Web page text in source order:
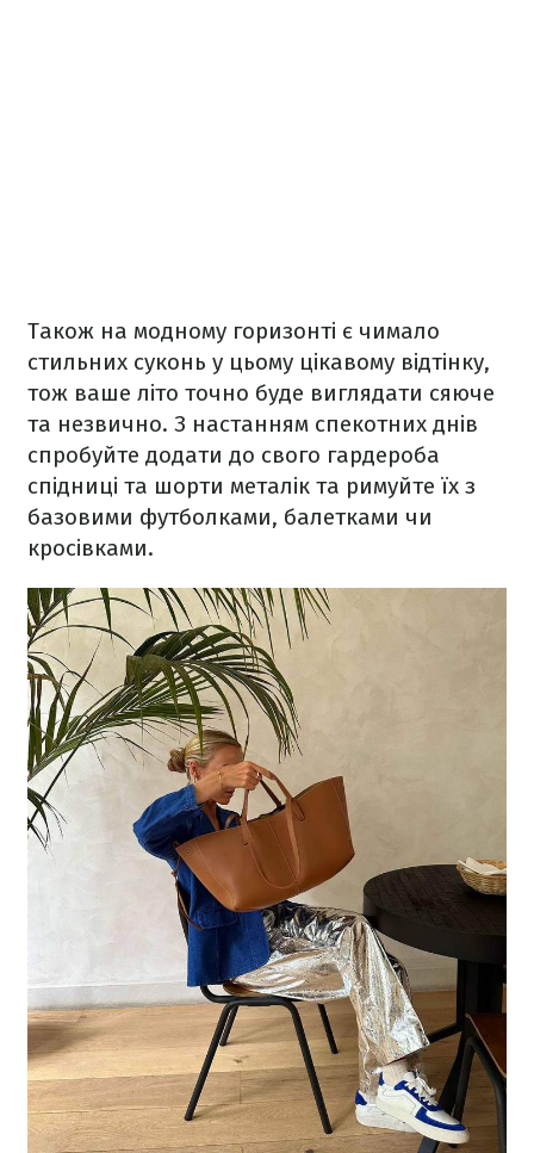
Також на модному горизонті є чимало
стильних суконь у цьому цікавому відтінку,
тож ваше літо точно буде виглядати сяюче
та незвично. З настанням спекотних днів
спробуйте додати до свого гардероба
спідниці та шорти металік та римуйте їх з
базовими футболками, балетками чи
кросівками.